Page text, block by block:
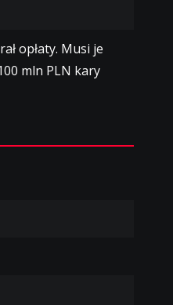
opłaty. Musi je
mln PLN kary